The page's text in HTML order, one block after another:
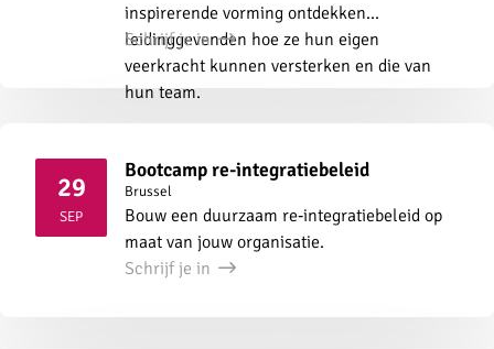
inspirerende vorming ontdekken
leidinggevenden hoe ze hun eigen
veerkracht kunnen versterken en die van
hun team.
Schrijf je in
29
SEP2026
Bootcamp re-integratiebeleid
Brussel
Bouw een duurzaam re‑integratiebeleid op
maat van jouw organisatie.
Schrijf je in